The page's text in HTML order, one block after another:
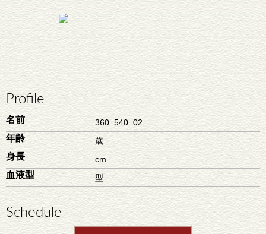
Profile
名前 360_540_02
年齢 歳
身長 cm
血液型 型
Schedule